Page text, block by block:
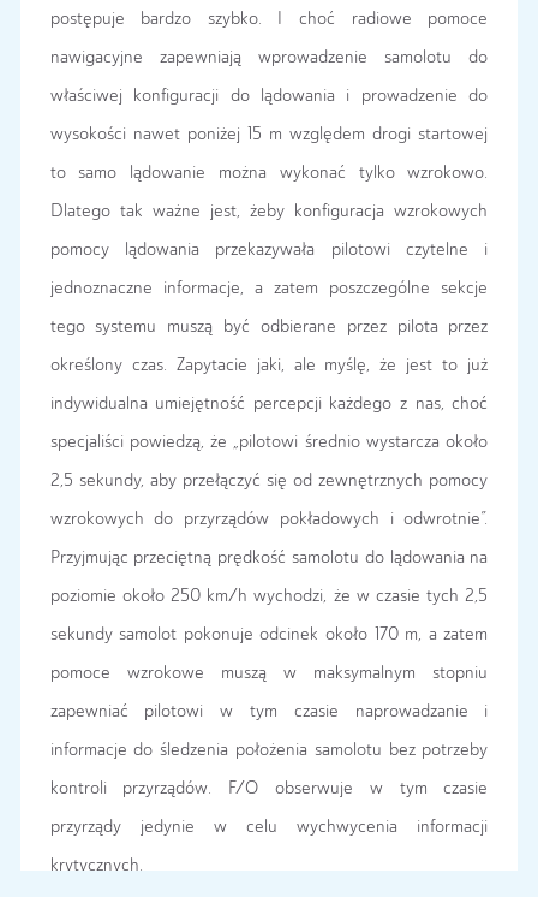
postępuje bardzo szybko. I choć radiowe pomoce
nawigacyjne zapewniają wprowadzenie samolotu do
właściwej konfiguracji do lądowania i prowadzenie do
wysokości nawet poniżej 15 m względem drogi startowej
to samo lądowanie można wykonać tylko wzrokowo.
Dlatego tak ważne jest, żeby konfiguracja wzrokowych
pomocy lądowania przekazywała pilotowi czytelne i
jednoznaczne informacje, a zatem poszczególne sekcje
tego systemu muszą być odbierane przez pilota przez
określony czas. Zapytacie jaki, ale myślę, że jest to już
indywidualna umiejętność percepcji każdego z nas, choć
specjaliści powiedzą, że „pilotowi średnio wystarcza około
2,5 sekundy, aby przełączyć się od zewnętrznych pomocy
wzrokowych do przyrządów pokładowych i odwrotnie”.
Przyjmując przeciętną prędkość samolotu do lądowania na
poziomie około 250 km/h wychodzi, że w czasie tych 2,5
sekundy samolot pokonuje odcinek około 170 m, a zatem
pomoce wzrokowe muszą w maksymalnym stopniu
zapewniać pilotowi w tym czasie naprowadzanie i
informacje do śledzenia położenia samolotu bez potrzeby
kontroli przyrządów. F/O obserwuje w tym czasie
przyrządy jedynie w celu wychwycenia informacji
krytycznych.